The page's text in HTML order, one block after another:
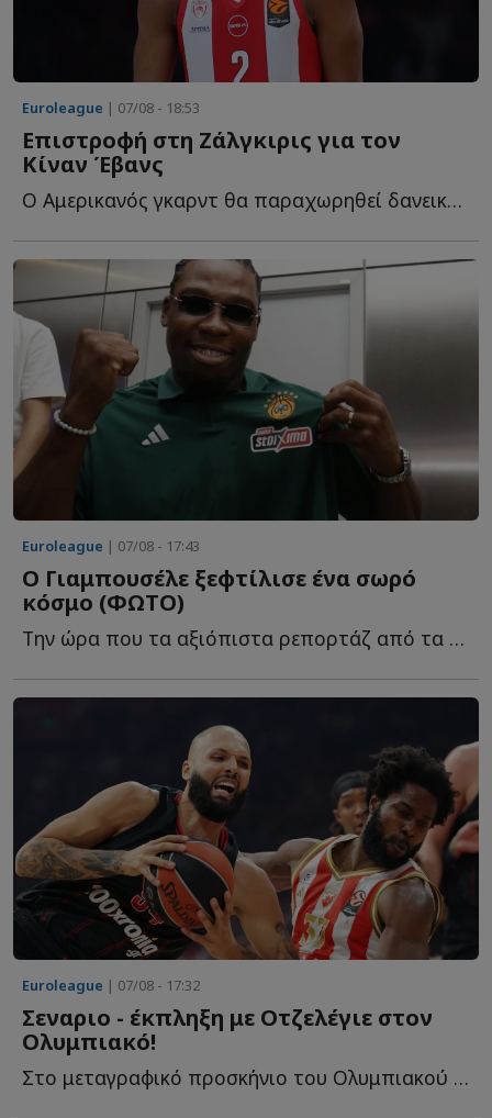
Euroleague | 07/08 - 18:53
Επιστροφή στη Ζάλγκιρις για τον
Κίναν Έβανς
Ο Αμερικανός γκαρντ θα παραχωρηθεί δανεικός στους Λ...
Euroleague | 07/08 - 17:43
Ο Γιαμπουσέλε ξεφτίλισε ένα σωρό
κόσμο (ΦΩΤΟ)
Την ώρα που τα αξιόπιστα ρεπορτάζ από τα εργομετρικ�...
Euroleague | 07/08 - 17:32
Σεναριο - έκπληξη με Οτζελέγιε στον
Ολυμπιακό!
Στο μεταγραφικό προσκήνιο του Ολυμπιακού παραμένει η...